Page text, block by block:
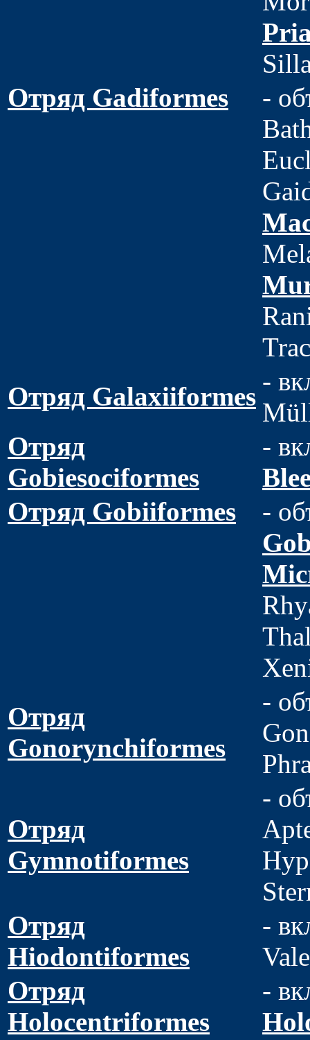
Отряд Gadiformes
-
Отряд Galaxiiformes
-
Отряд
Gobiesociformes
-
Отряд Gobiiformes
-
Отряд
Gonorynchiformes
-
Отряд
Gymnotiformes
-
Отряд
Hiodontiformes
-
Отряд
Holocentriformes
-